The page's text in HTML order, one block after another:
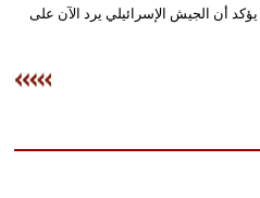
مدوَّنات
يؤكد أن الجيش الإسرائيلي يرد الآن على